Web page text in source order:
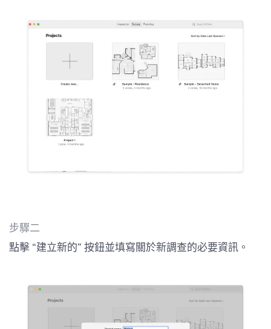
步驟二
點擊 “建立新的” 按鈕並填寫關於新調查的必要資訊。